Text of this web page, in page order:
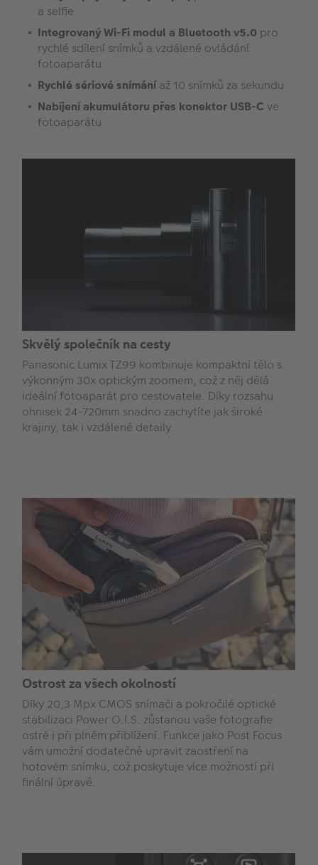
a selfie
Integrovaný Wi-Fi modul a Bluetooth v5.0 pro
rychlé sdílení snímků a vzdálené ovládání
fotoaparátu
Rychlé sériové snímání až 10 snímků za sekundu
Nabíjení akumulátoru přes konektor USB-C ve
fotoaparátu
Skvělý společník na cesty
Panasonic Lumix TZ99 kombinuje kompaktní tělo s
výkonným 30x optickým zoomem, což z něj dělá
ideální fotoaparát pro cestovatele. Díky rozsahu
ohnisek 24-720mm snadno zachytíte jak široké
krajiny, tak i vzdálené detaily.
Ostrost za všech okolností
Díky 20,3 Mpx CMOS snímači a pokročilé optické
stabilizaci Power O.I.S. zůstanou vaše fotografie
ostré i při plném přiblížení. Funkce jako Post Focus
vám umožní dodatečně upravit zaostření na
hotovém snímku, což poskytuje více možností při
finální úpravě.